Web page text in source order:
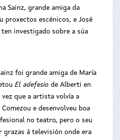
Sainz, grande amiga da
proxectos escénicos, e José
ten investigado sobre a súa
foi grande amiga de María
El adefesio de Alberti en
que a artista volvía a
e desenvolveu boa
no teatro, pero o seu
á televisión onde era